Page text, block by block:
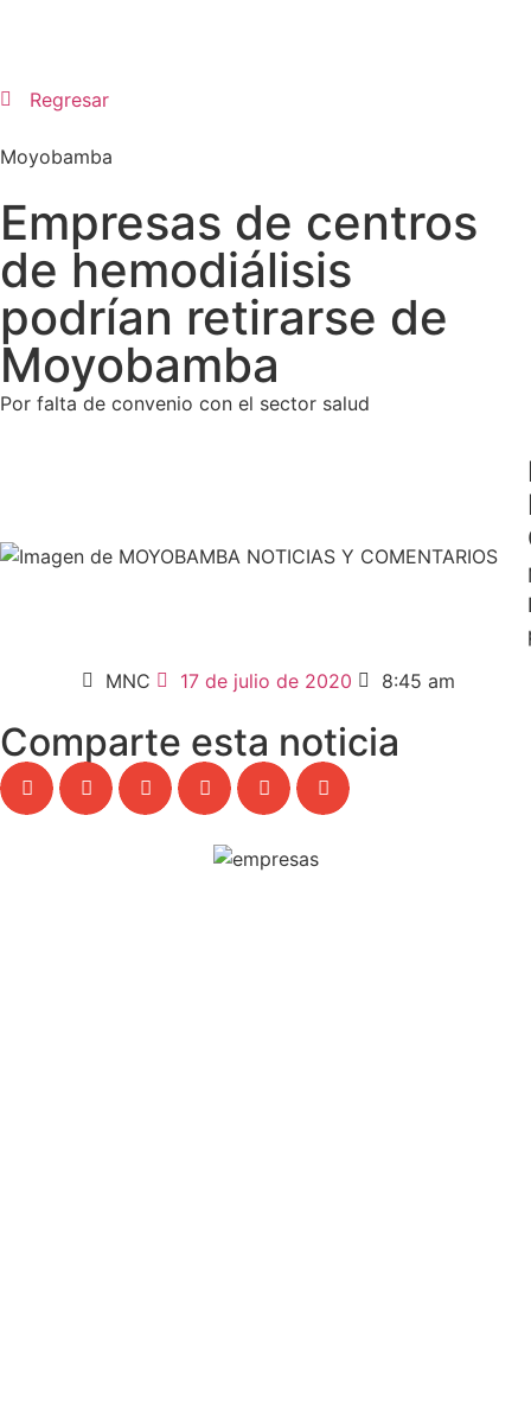
Regresar
Moyobamba
Empresas de centros
de hemodiálisis
podrían retirarse de
Moyobamba
Por falta de convenio con el sector salud
MNC
17 de julio de 2020 8:45 am
Comparte esta noticia